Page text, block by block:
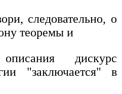
следовательно, о
теоремы и
описания дискурс
"заключается" в